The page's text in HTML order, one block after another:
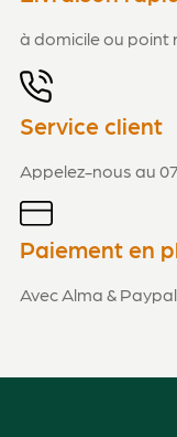
à domicile ou point
Service client
Appelez-nous au
Paiement en
Avec Alma & Paypal